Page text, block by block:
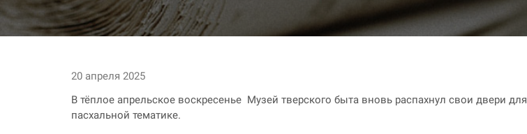
20 апреля 2025
В тёплое апрельское воскресенье Музей тверского быта вновь распахнул свои двери
пасхальной тематике.